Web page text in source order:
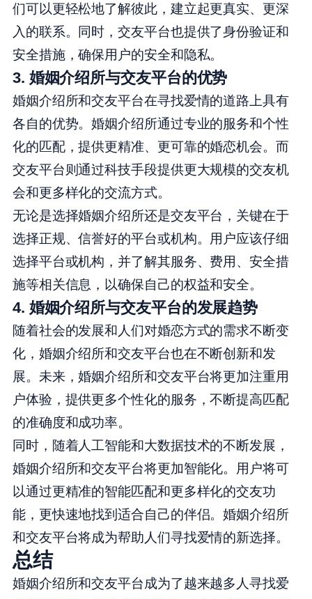
们可以更轻松地了解彼此，建立起更真实、更深
入的联系。同时，交友平台也提供了身份验证和
安全措施，确保用户的安全和隐私。
3. 婚姻介绍所与交友平台的优势
婚姻介绍所和交友平台在寻找爱情的道路上具有
各自的优势。婚姻介绍所通过专业的服务和个性
化的匹配，提供更精准、更可靠的婚恋机会。而
交友平台则通过科技手段提供更大规模的交友机
会和更多样化的交流方式。
无论是选择婚姻介绍所还是交友平台，关键在于
选择正规、信誉好的平台或机构。用户应该仔细
选择平台或机构，并了解其服务、费用、安全措
施等相关信息，以确保自己的权益和安全。
4. 婚姻介绍所与交友平台的发展趋势
随着社会的发展和人们对婚恋方式的需求不断变
化，婚姻介绍所和交友平台也在不断创新和发
展。未来，婚姻介绍所和交友平台将更加注重用
户体验，提供更多个性化的服务，不断提高匹配
的准确度和成功率。
同时，随着人工智能和大数据技术的不断发展，
婚姻介绍所和交友平台将更加智能化。用户将可
以通过更精准的智能匹配和更多样化的交友功
能，更快速地找到适合自己的伴侣。婚姻介绍所
和交友平台将成为帮助人们寻找爱情的新选择。
总结
婚姻介绍所和交友平台成为了越来越多人寻找爱